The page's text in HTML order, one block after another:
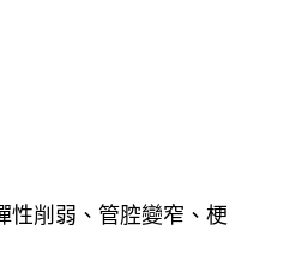
性削弱、管腔變窄、梗